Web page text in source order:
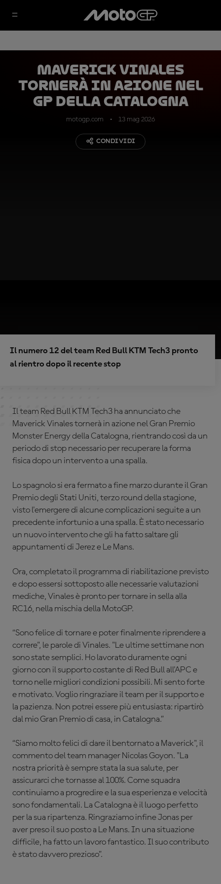
Maverick Vinales
tornerà in azione nel
GP della Catalogna
motogp.com 13 mag 2026
CONDIVIDI
Il numero 12 del team Red Bull KTM Tech3 pronto
al rientro dopo il recente stop
Il team Red Bull KTM Tech3 ha annunciato che
Maverick Vinales tornerà in azione nel Gran Premio
Monster Energy della Catalogna, rientrando così da un
periodo di stop necessario per recuperare la forma
fisica dopo un intervento a una spalla.
Lo spagnolo si era fermato a fine marzo durante il Gran
Premio degli Stati Uniti, terzo round della stagione,
visto l'emergere di alcune complicazioni seguite a un
precedente infortunio a una spalla. È stato necessario
un nuovo intervento che gli ha fatto saltare gli
appuntamenti di Jerez e Le Mans.
Ora, completato il programma di riabilitazione previsto
e dopo essersi sottoposto alle necessarie valutazioni
mediche, Vinales è pronto per tornare in sella alla
RC16, nella mischia della MotoGP.
“Sono felice di tornare e poter finalmente riprendere a
correre", le parole di Vinales. "Le ultime settimane non
sono state semplici. Ho lavorato duramente ogni
giorno con il supporto costante di Red Bull all'APC e
torno nelle migliori condizioni possibili. Mi sento forte
e motivato. Voglio ringraziare il team per il supporto e
la pazienza. Non potrei essere più entusiasta: ripartirò
dal mio Gran Premio di casa, in Catalogna.”
“Siamo molto felici di dare il bentornato a Maverick", il
commento del team manager Nicolas Goyon. "La
nostra priorità è sempre stata la sua salute, per
assicurarci che tornasse al 100%. Come squadra
continuiamo a progredire e la sua esperienza e velocità
sono fondamentali. La Catalogna è il luogo perfetto
per la sua ripartenza. Ringraziamo infine Jonas per
aver preso il suo posto a Le Mans. In una situazione
difficile, ha fatto un lavoro fantastico. Il suo contributo
è stato davvero prezioso”.